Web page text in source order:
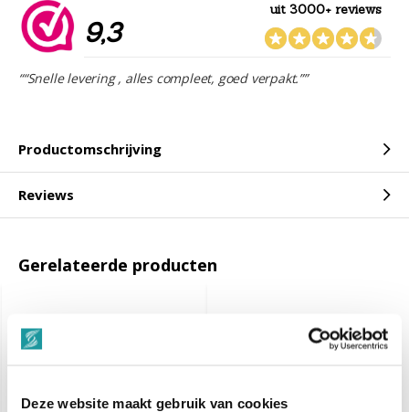
Deze website maakt gebruik van cookies
9,3
uit 3000+ reviews
““Snelle levering , alles compleet, goed verpakt.””
Productomschrijving
Reviews
Gerelateerde producten